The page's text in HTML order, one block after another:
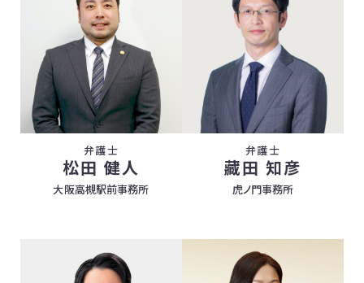
弁護士
松田 健人
大阪高槻駅前事務所
弁護士
藏田 知彦
虎ノ門事務所